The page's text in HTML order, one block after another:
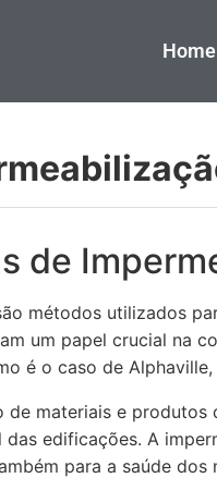
Home
de
métodos utilizados
um papel crucial na
é o caso de
de materiais e
edificações. A
para a saúde